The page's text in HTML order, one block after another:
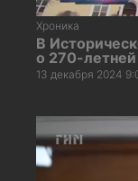
Хроника
В
о 270-
13 декабря 2024